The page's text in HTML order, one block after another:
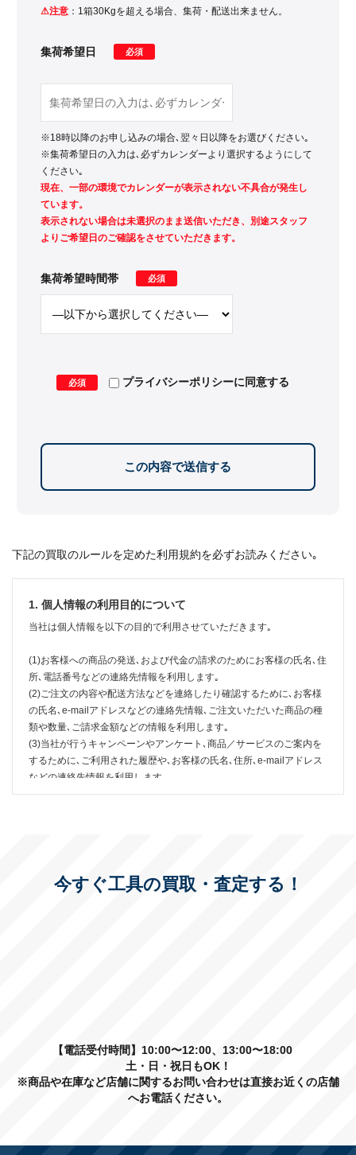
⚠注意 ：1箱30Kgを超える場合、集荷・配送出来ません。
集荷希望日 必須
※18時以降のお申し込みの場合､翌々日以降をお選びください｡
※集荷希望日の入力は､必ずカレンダーより選択するようにして
ください｡
現在、一部の環境でカレンダーが表示されない不具合が発生し
ています。
表示されない場合は未選択のまま送信いただき、別途スタッフ
よりご希望日のご確認をさせていただきます。
集荷希望時間帯 必須
必須 プライバシーポリシーに同意する
下記の買取のルールを定めた利用規約を必ずお読みください｡
1. 個人情報の利用目的について
当社は個人情報を以下の目的で利用させていただきます｡
(1)お客様への商品の発送､および代金の請求のためにお客様の氏名､住
所､電話番号などの連絡先情報を利用します｡
(2)ご注文の内容や配送方法などを連絡したり確認するために､お客様
の氏名､e-mailアドレスなどの連絡先情報､ご注文いただいた商品の種
類や数量､ご請求金額などの情報を利用します｡
(3)当社が行うキャンペーンやアンケート､商品／サービスのご案内を
するために､ご利用された履歴や､お客様の氏名､住所､e-mailアドレス
などの連絡先情報を利用します｡
(4)当社のサービス改善を行うために､お客様から寄せられたご意見や
(6)当社の協力会社と提携して業務を行う場合｡この場合､協力会社に対
して個人情報の適切な管理を求めます｡
(2)個人情報の利用を業務上必要な従業員だけに制限し､個人情報が含
まれる媒体などの保管･管理に関する規則を作り､個人情報保護のため
の予防措置を講じます｡
今すぐ工具の買取・査定する！
【電話受付時間】10:00〜12:00、13:00〜18:00
土・日・祝日もOK！
※商品や在庫など店舗に関するお問い合わせは直接お近くの店舗
へお電話ください。